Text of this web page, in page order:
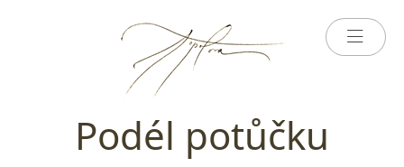
Podél potůčku